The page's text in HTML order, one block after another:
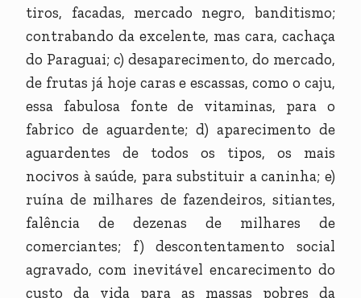
tiros, facadas, mercado negro, banditismo;
contrabando da excelente, mas cara, cachaça
do Paraguai; c) desaparecimento, do mercado,
de frutas já hoje caras e escassas, como o caju,
essa fabulosa fonte de vitaminas, para o
fabrico de aguardente; d) aparecimento de
aguardentes de todos os tipos, os mais
nocivos à saúde, para substituir a caninha; e)
ruína de milhares de fazendeiros, sitiantes,
falência de dezenas de milhares de
comerciantes; f) descontentamento social
agravado, com inevitável encarecimento do
custo da vida para as massas pobres da